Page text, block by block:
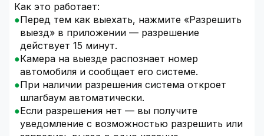
Как это работает:
Перед тем как выехать, нажмите «Разрешить
выезд» в приложении — разрешение
действует 15 минут.
Камера на выезде распознает номер
автомобиля и сообщает его системе.
При наличии разрешения система откроет
шлагбаум автоматически.
Если разрешения нет — вы получите
уведомление с возможностью разрешить или